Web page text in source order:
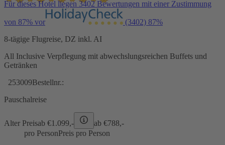
Für dieses Hotel liegen 3402 Bewertungen mit einer Zustimmung
von 87% vor (3402) 87%
8-tägige Flugreise, DZ inkl. AI
All Inclusive Verpflegung mit abwechslungsreichen Buffets und
Getränken
253009Bestellnr.:
Pauschalreise
Alter Preisab €1.099,- ab €788,-
pro PersonPreis pro Person